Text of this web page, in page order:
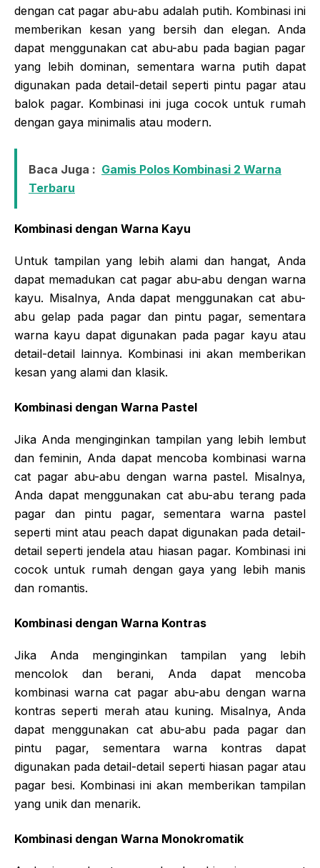
dengan cat pagar abu-abu adalah putih. Kombinasi ini
memberikan kesan yang bersih dan elegan. Anda
dapat menggunakan cat abu-abu pada bagian pagar
yang lebih dominan, sementara warna putih dapat
digunakan pada detail-detail seperti pintu pagar atau
balok pagar. Kombinasi ini juga cocok untuk rumah
dengan gaya minimalis atau modern.
Baca Juga : Gamis Polos Kombinasi 2 Warna
Terbaru
Kombinasi dengan Warna Kayu
Untuk tampilan yang lebih alami dan hangat, Anda
dapat memadukan cat pagar abu-abu dengan warna
kayu. Misalnya, Anda dapat menggunakan cat abu-
abu gelap pada pagar dan pintu pagar, sementara
warna kayu dapat digunakan pada pagar kayu atau
detail-detail lainnya. Kombinasi ini akan memberikan
kesan yang alami dan klasik.
Kombinasi dengan Warna Pastel
Jika Anda menginginkan tampilan yang lebih lembut
dan feminin, Anda dapat mencoba kombinasi warna
cat pagar abu-abu dengan warna pastel. Misalnya,
Anda dapat menggunakan cat abu-abu terang pada
pagar dan pintu pagar, sementara warna pastel
seperti mint atau peach dapat digunakan pada detail-
detail seperti jendela atau hiasan pagar. Kombinasi ini
cocok untuk rumah dengan gaya yang lebih manis
dan romantis.
Kombinasi dengan Warna Kontras
Jika Anda menginginkan tampilan yang lebih
mencolok dan berani, Anda dapat mencoba
kombinasi warna cat pagar abu-abu dengan warna
kontras seperti merah atau kuning. Misalnya, Anda
dapat menggunakan cat abu-abu pada pagar dan
pintu pagar, sementara warna kontras dapat
digunakan pada detail-detail seperti hiasan pagar atau
pagar besi. Kombinasi ini akan memberikan tampilan
yang unik dan menarik.
Kombinasi dengan Warna Monokromatik